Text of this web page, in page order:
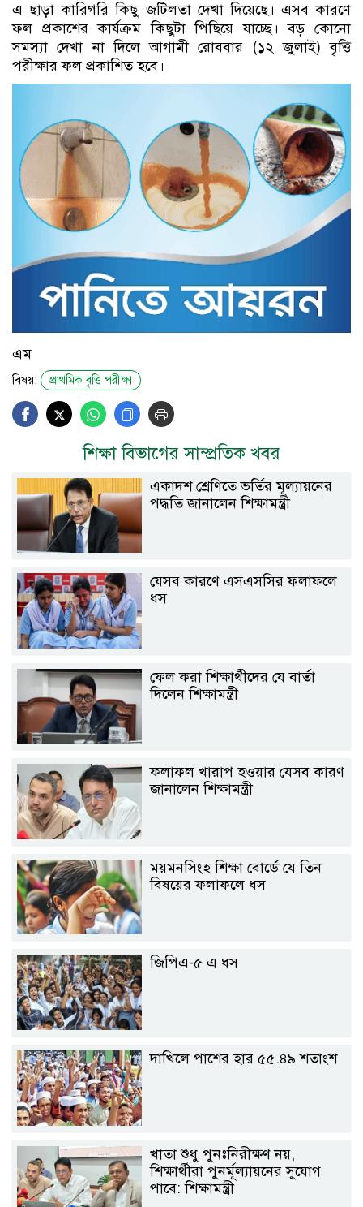
এ ছাড়া কারিগরি কিছু জটিলতা দেখা দিয়েছে। এসব কারণে
ফল প্রকাশের কার্যক্রম কিছুটা পিছিয়ে যাচ্ছে। বড় কোনো
সমস্যা দেখা না দিলে আগামী রোববার (১২ জুলাই) বৃত্তি
পরীক্ষার ফল প্রকাশিত হবে।
এম
বিষয়: প্রাথমিক বৃত্তি পরীক্ষা
শিক্ষা বিভাগের সাম্প্রতিক খবর
একাদশ শ্রেণিতে ভর্তির মূল্যায়নের
পদ্ধতি জানালেন শিক্ষামন্ত্রী
যেসব কারণে এসএসসির ফলাফলে
ধস
ফেল করা শিক্ষার্থীদের যে বার্তা
দিলেন শিক্ষামন্ত্রী
ফলাফল খারাপ হওয়ার যেসব কারণ
জানালেন শিক্ষামন্ত্রী
ময়মনসিংহ শিক্ষা বোর্ডে যে তিন
বিষয়ের ফলাফলে ধস
জিপিএ-৫ এ ধস
দাখিলে পাশের হার ৫৫.৪৯ শতাংশ
খাতা শুধু পুনঃনিরীক্ষণ নয়,
শিক্ষার্থীরা পুনর্মূল্যায়নের সুযোগ
পাবে: শিক্ষামন্ত্রী